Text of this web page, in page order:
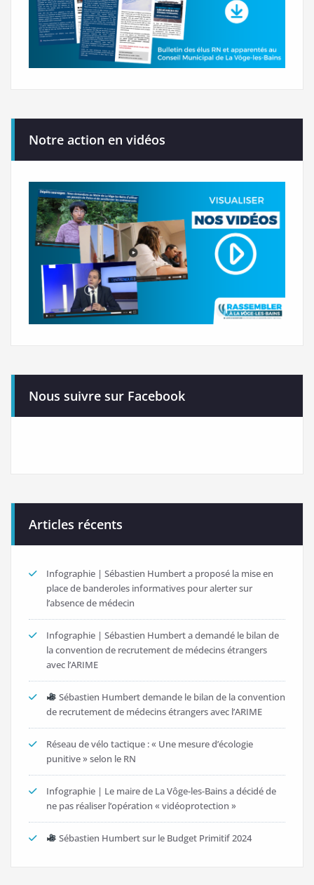
Notre action en vidéos
Nous suivre sur Facebook
Articles récents
Infographie | Sébastien Humbert a proposé la mise en
place de banderoles informatives pour alerter sur
l’absence de médecin
Infographie | Sébastien Humbert a demandé le bilan de
la convention de recrutement de médecins étrangers
avec l’ARIME
Sébastien Humbert demande le bilan de la convention
de recrutement de médecins étrangers avec l’ARIME
Réseau de vélo tactique : « Une mesure d’écologie
punitive » selon le RN
Infographie | Le maire de La Vôge-les-Bains a décidé de
ne pas réaliser l’opération « vidéoprotection »
Sébastien Humbert sur le Budget Primitif 2024